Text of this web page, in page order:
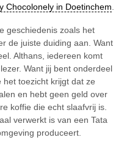
Chocolonely in Doetinchem
geschiedenis zoals het
de juiste duiding aan. Want
Althans, iedereen komt
Want jij bent onderdeel
toezicht krijgt dat ze
en hebt geen geld over
koffie die echt slaafvrij is.
verwerkt is van een Tata
produceert.